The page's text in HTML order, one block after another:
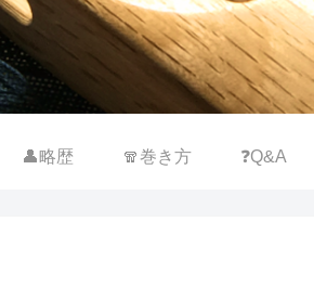
👤略歴 🧣巻き方 ❓Q&A